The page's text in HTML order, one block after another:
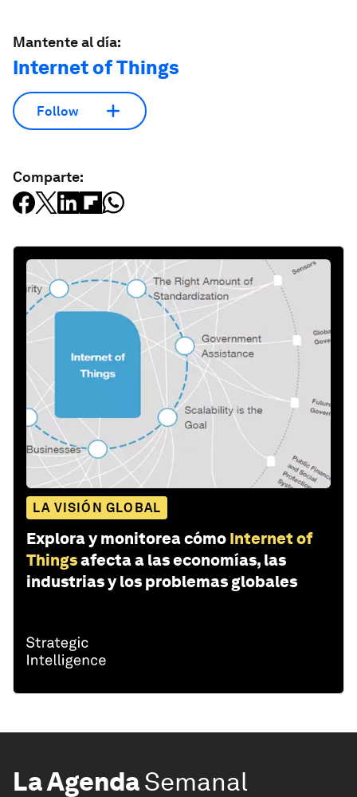
Mantente al día:
Internet of Things
Follow
Comparte:
LA VISIÓN GLOBAL
Explora y monitorea cómo Internet of
Thingsafecta a las economías, las
industrias y los problemas globales
La AgendaSemanal